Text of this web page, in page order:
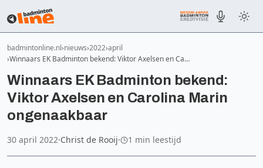
badmintonline.nl nieuws 2022 april
Winnaars EK Badminton bekend: Viktor Axelsen en Ca…
Winnaars EK Badminton bekend:
Viktor Axelsen en Carolina Marin
ongenaakbaar
30 april 2022·Christ de Rooij· 1 min leestijd